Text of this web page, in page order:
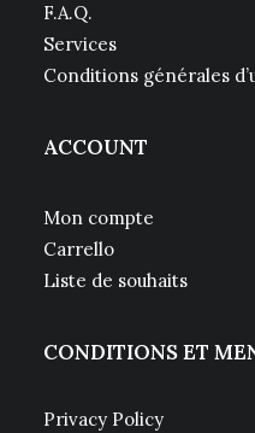
F.A.Q.
Services
Conditions générales
ACCOUNT
Mon compte
Carrello
Liste de souhaits
CONDITIONS ET
Privacy Policy